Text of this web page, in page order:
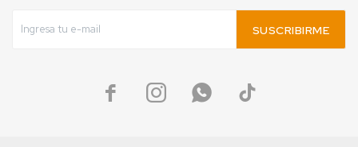
SUSCRIBIRME
   